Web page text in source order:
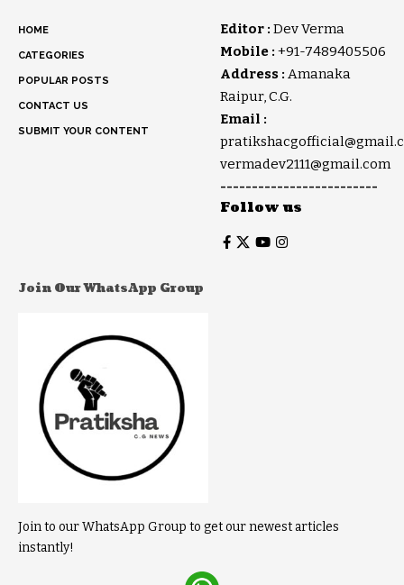
HOME
CATEGORIES
POPULAR POSTS
CONTACT US
SUBMIT YOUR CONTENT
Editor : Dev Verma
Mobile : +91-7489405506
Address : Amanaka
Raipur, C.G.
Email :
vermadev2111@gmail.com
-------------------------
Follow us
Join Our WhatsApp Group
Join to our WhatsApp Group to get our newest articles
instantly!